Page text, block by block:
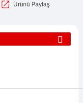
Ürünü Paylaş